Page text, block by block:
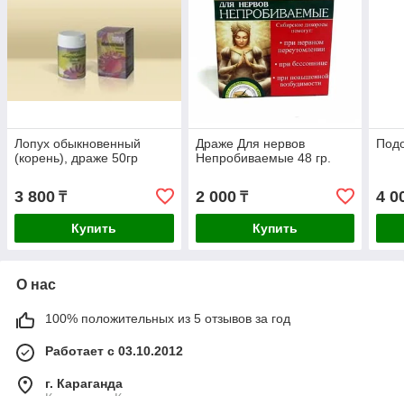
Лопух обыкновенный
(корень), драже 50гр
3 800 ₸
Купить
Драже Для нервов
Непробиваемые 48 гр.
2 000₸
Купить
4
О нас
100% положительных из 5 отзывов за год
Работает с 03.10.2012
г. Караганда